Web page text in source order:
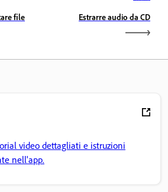
file Estrarre audio da CD
video dettagliati e istruzioni
nell'app.